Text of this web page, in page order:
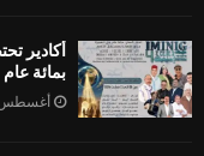
بمائة
أغسطس 7,